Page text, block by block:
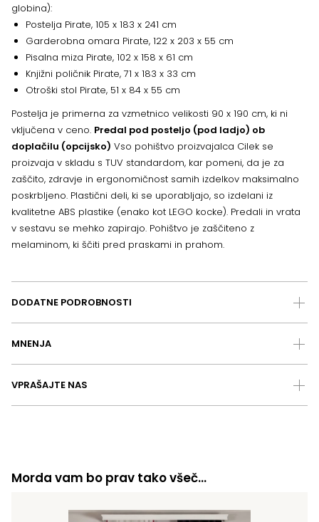
globina):
Postelja Pirate, 105 x 183 x 241 cm
Garderobna omara Pirate, 122 x 203 x 55 cm
Pisalna miza Pirate, 102 x 158 x 61 cm
Knjižni poličnik Pirate, 71 x 183 x 33 cm
Otroški stol Pirate, 51 x 84 x 55 cm
Postelja je primerna za vzmetnico velikosti 90 x 190 cm, ki ni
vključena v ceno. Predal pod posteljo (pod ladjo) ob
doplačilu (opcijsko) Vso pohištvo proizvajalca Cilek se
proizvaja v skladu s TUV standardom, kar pomeni, da je za
zaščito, zdravje in ergonomičnost samih izdelkov maksimalno
poskrbljeno. Plastični deli, ki se uporabljajo, so izdelani iz
kvalitetne ABS plastike (enako kot LEGO kocke). Predali in vrata
v sestavu se mehko zapirajo. Pohištvo je zaščiteno z
melaminom, ki ščiti pred praskami in prahom.
DODATNE PODROBNOSTI
MNENJA
VPRAŠAJTE NAS
Morda vam bo prav tako všeč…